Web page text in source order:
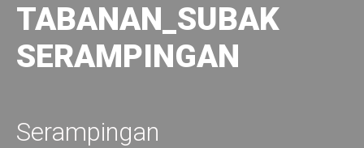
TABANAN_SUBAK
SERAMPINGAN
Serampingan